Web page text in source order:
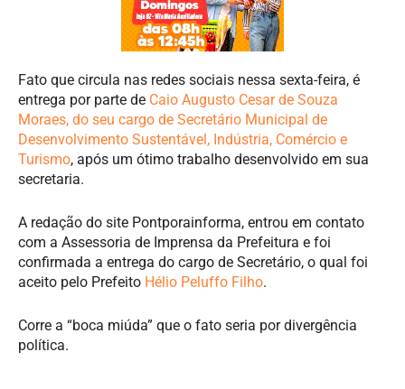
Fato que circula nas redes sociais nessa sexta-feira, é
entrega por parte de Caio Augusto Cesar de Souza
Moraes, do seu cargo de Secretário Municipal de
Desenvolvimento Sustentável, Indústria, Comércio e
Turismo, após um ótimo trabalho desenvolvido em sua
secretaria.
A redação do site Pontporainforma, entrou em contato
com a Assessoria de Imprensa da Prefeitura e foi
confirmada a entrega do cargo de Secretário, o qual foi
aceito pelo Prefeito Hélio Peluffo Filho.
Corre a “boca miúda” que o fato seria por divergência
política.